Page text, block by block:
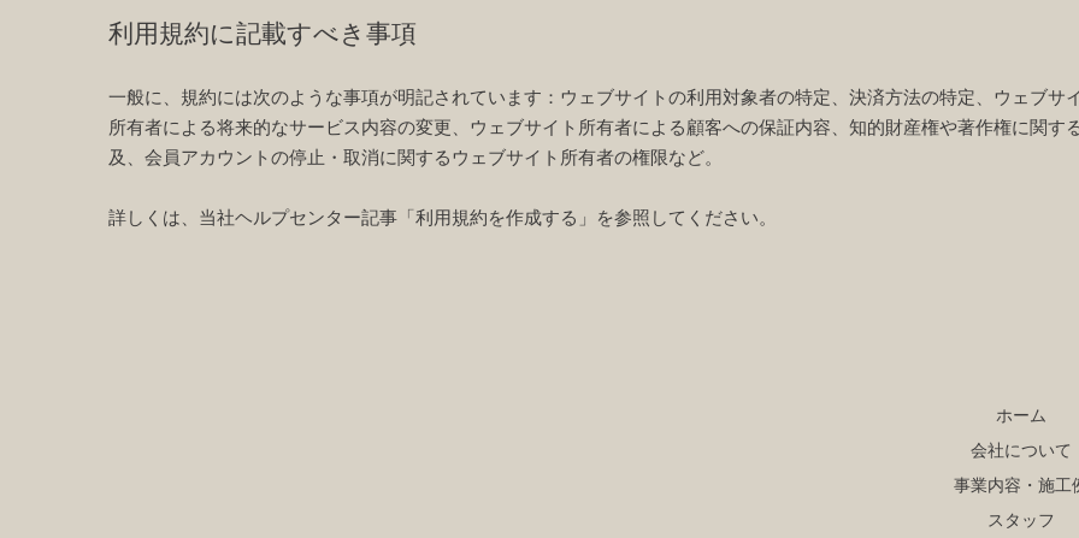
利用規約に記載すべき事項
一般に、規約には次のような事項が明記されています：ウェブサイトの利用対象者の特定、決済方法の特定、ウェブサ
所有者による将来的なサービス内容の変更、ウェブサイト所有者による顧客への保証内容、知的財産権や著作権に関す
及、会員アカウントの停止・取消に関するウェブサイト所有者の権限など。
詳しくは、当社ヘルプセンター記事「利用規約を作成する 」を参照してください。
ホーム
会社について
事業内容・施工
スタッフ